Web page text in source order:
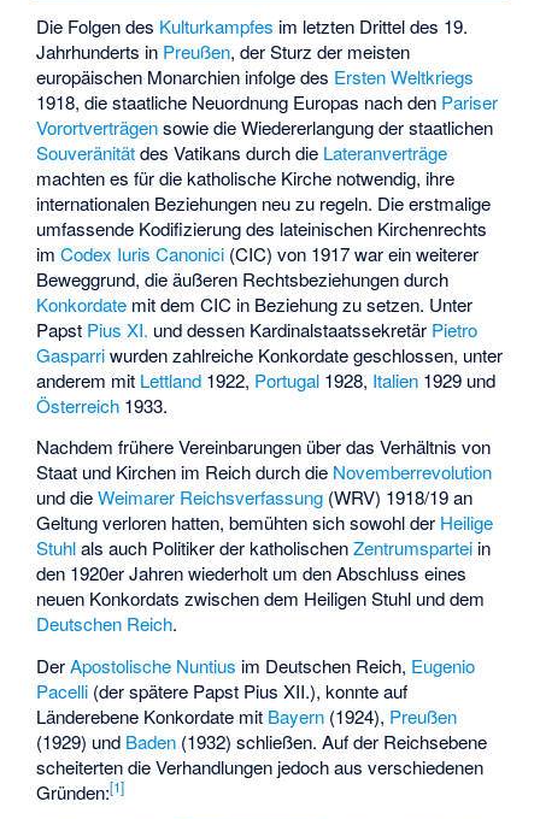
Die Folgen des Kulturkampfes im letzten Drittel des 19.
Jahrhunderts in Preußen, der Sturz der meisten
europäischen Monarchien infolge des Ersten Weltkriegs
1918, die staatliche Neuordnung Europas nach den Pariser
Vorortverträgensowie die Wiedererlangung der staatlichen
Souveränitätdes Vatikans durch die Lateranverträge
machten es für die katholische Kirche notwendig, ihre
internationalen Beziehungen neu zu regeln. Die erstmalige
umfassende Kodifizierung des lateinischen Kirchenrechts
imCodex Iuris Canonici (CIC) von 1917 war ein weiterer
Beweggrund, die äußeren Rechtsbeziehungen durch
Konkordate mit dem CIC in Beziehung zu setzen. Unter
Papst Pius XI. und dessen Kardinalstaatssekretär Pietro
Gasparriwurden zahlreiche Konkordate geschlossen, unter
anderem mit Lettland 1922, Portugal 1928, Italien 1929 und
Österreich 1933.
Nachdem frühere Vereinbarungen über das Verhältnis von
Staat und Kirchen im Reich durch die Novemberrevolution
und dieWeimarer Reichsverfassung (WRV) 1918/19 an
Geltung verloren hatten, bemühten sich sowohl der Heilige
Stuhlals auch Politiker der katholischenZentrumspartei in
den 1920er Jahren wiederholt um den Abschluss eines
neuen Konkordats zwischen dem Heiligen Stuhl und dem
Deutschen Reich.
DerApostolische Nuntius im Deutschen Reich, Eugenio
Pacelli (der spätere Papst Pius XII.), konnte auf
Länderebene Konkordate mit Bayern (1924), Preußen
(1929) und Baden (1932) schließen. Auf der Reichsebene
scheiterten die Verhandlungen jedoch aus verschiedenen
Gründen:[1]